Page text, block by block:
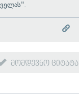
მომდევნო ციტატა